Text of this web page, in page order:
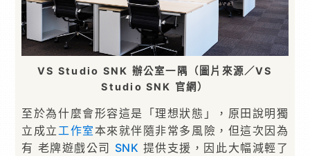
VS Studio SNK 辦公室一隅（圖片來源／VS
Studio SNK 官網）
至於為什麼會形容這是「理想狀態」，原田說明獨
立成立工作室本來就伴隨非常多風險，但這次因為
有 老牌遊戲公司 SNK 提供支援，因此大幅減輕了